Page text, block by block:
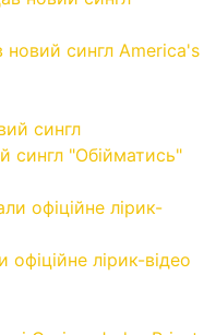
новий сингл America's
сингл "Обійматись"
лірик-відео